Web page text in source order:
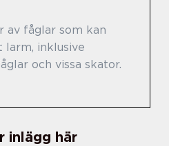
av fåglar som kan
inklusive
och vissa skator.
inlägg här